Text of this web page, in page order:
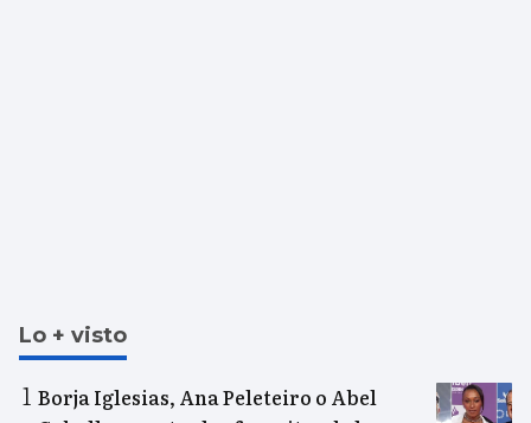
Lo + visto
Borja Iglesias, Ana Peleteiro o Abel